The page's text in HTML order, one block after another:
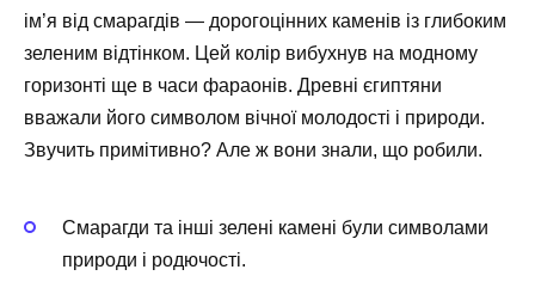
ім’я від смарагдів — дорогоцінних каменів із глибоким
зеленим відтінком. Цей колір вибухнув на модному
горизонті ще в часи фараонів. Древні єгиптяни
вважали його символом вічної молодості і природи.
Звучить примітивно? Але ж вони знали, що робили.
Смарагди та інші зелені камені були символами
природи і родючості.